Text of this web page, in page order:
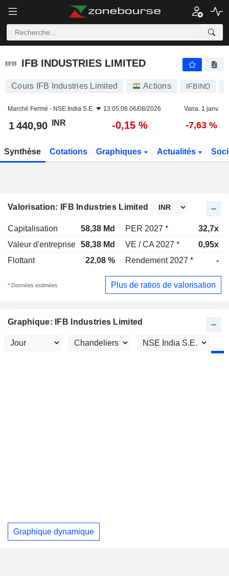
IFB INDUSTRIES LIMITED
IFB INDUSTRIES LIMITED
Cours IFB Industries Limited Actions IFBIND
Marché Fermé - NSE India S.E. 13:05:08 06/08/2026 Varia. 1 janv.
1 440,90 INR -0,15 % -7,63 %
Synthèse Cotations Graphiques Actualités
Valorisation: IFB Industries Limited
Capitalisation 58,38 Md PER 2027 *
32,7x
Valeur d'entreprise 58,38 Md VE / CA 2027 *
0,95x
Flottant
22,08 % Rendement 2027 * -
* Données estimées Plus de ratios de valorisation
Graphique: IFB Industries Limited
Graphique dynamique